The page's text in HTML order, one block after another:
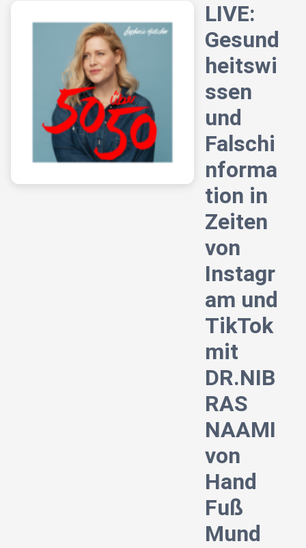
LIVE:
Gesund
heitswi
ssen
und
Falschi
nforma
tion in
Zeiten
von
Instagr
am und
TikTok
mit
DR.NIB
RAS
NAAMI
von
Hand
Fuß
Mund